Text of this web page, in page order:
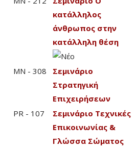
κατάλληλος
άνθρωπος στην
κατάλληλη θέση
MN - 308
Σεμινάριο
Στρατηγική
Επιχειρήσεων
PR - 107
Σεμινάριο Τεχνικές
Επικοινωνίας &
Γλώσσα Σώματος